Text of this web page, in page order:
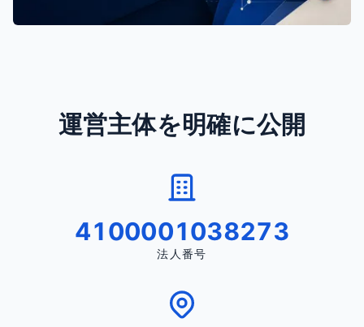
運営主体を明確に公開
4100001038273
法人番号